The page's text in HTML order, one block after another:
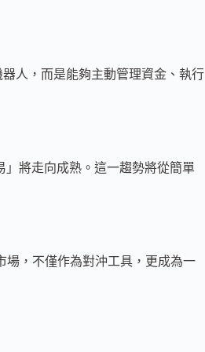
人，而是能夠主動管理資金、執行
」將走向成熟。這一趨勢將從簡單
場，不僅作為對沖工具，更成為一